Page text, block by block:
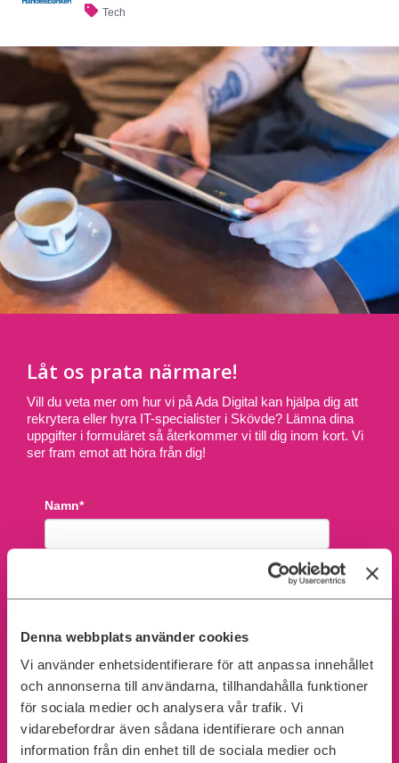
Denna webbplats använder cookies
Vi använder enhetsidentifierare för att anpassa innehållet
och annonserna till användarna, tillhandahålla funktioner
för sociala medier och analysera vår trafik. Vi
vidarebefordrar även sådana identifierare och annan
information från din enhet till de sociala medier och
Tech
Låt os prata närmare!
Vill du veta mer om hur vi på Ada Digital kan hjälpa dig att
rekrytera eller hyra IT-specialister i Skövde? Lämna dina
uppgifter i formuläret så återkommer vi till dig inom kort. Vi
ser fram emot att höra från dig!